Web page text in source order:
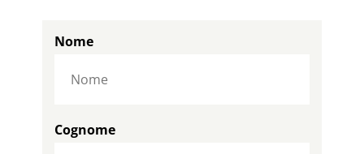
Nome
Cognome